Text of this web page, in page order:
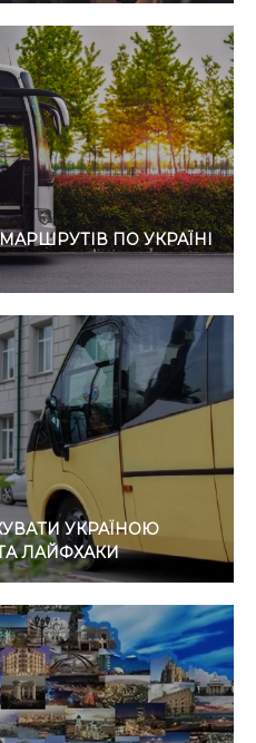
ПО УКРАЇНІ
УКРАЇНОЮ
ЛАЙФХАКИ